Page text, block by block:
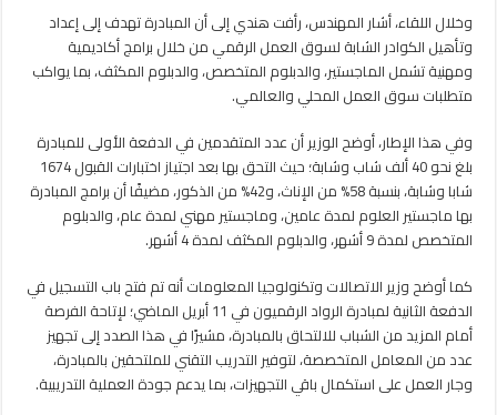
وخلال اللقاء، أشار المهندس، رأفت هندي إلى أن المبادرة تهدف إلى إعداد
وتأهيل الكوادر الشابة لسوق العمل الرقمي من خلال برامج أكاديمية
ومهنية تشمل الماجستير، والدبلوم المتخصص، والدبلوم المكثف، بما يواكب
متطلبات سوق العمل المحلي والعالمي.
وفي هذا الإطار، أوضح الوزير أن عدد المتقدمين في الدفعة الأولى للمبادرة
بلغ نحو 40 ألف شاب وشابة؛ حيث التحق بها بعد اجتياز اختبارات القبول 1674
شابا وشابة، بنسبة 58% من الإناث، و42% من الذكور، مضيفًا أن برامج المبادرة
بها ماجستير العلوم لمدة عامين، وماجستير مهني لمدة عام، والدبلوم
المتخصص لمدة 9 أشهر، والدبلوم المكثف لمدة 4 أشهر.
كما أوضح وزير الاتصالات وتكنولوجيا المعلومات أنه تم فتح باب التسجيل في
الدفعة الثانية لمبادرة الرواد الرقميون في 11 أبريل الماضي؛ لإتاحة الفرصة
أمام المزيد من الشباب للالتحاق بالمبادرة، مشيرًا في هذا الصدد إلى تجهيز
عدد من المعامل المتخصصة، لتوفير التدريب التقني للملتحقين بالمبادرة،
وجار العمل على استكمال باقي التجهيزات، بما يدعم جودة العملية التدريبية.